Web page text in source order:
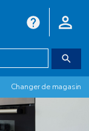
Changer de magasin